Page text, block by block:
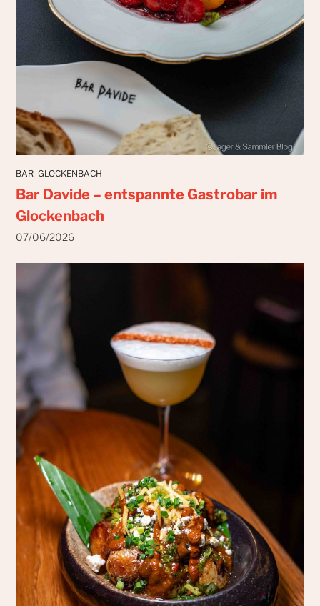
BAR GLOCKENBACH
Bar Davide – entspannte Gastrobar im
Glockenbach
07/06/2026